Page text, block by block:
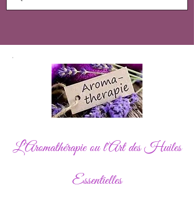
L'Aromathérapie ou l'Art des Huiles
Essentielles